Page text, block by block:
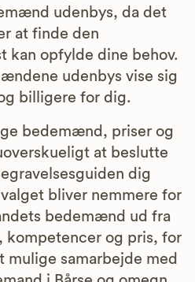
udenbys, da det
at finde den
kan opfylde dine behov.
udenbys vise sig
billigere for dig.
bedemænd, priser og
at beslutte
dig
bliver nemmere for
bedemænd ud fra
kompetencer og pris, for
mulige samarbejde med